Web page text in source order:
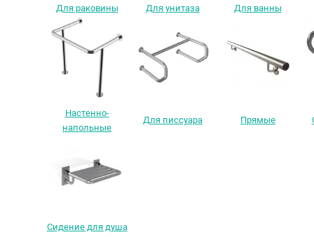
Для раковины Для унитаза Для ванны
Настенно-
напольные
Для писсуара Прямые
Сидение для душа